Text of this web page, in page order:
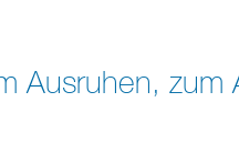
Ausruhen, zum